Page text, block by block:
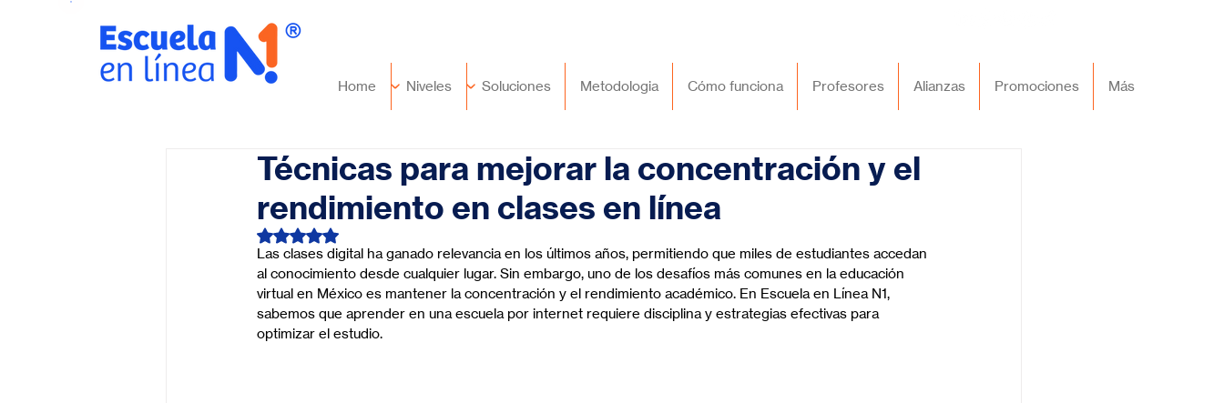
Home Niveles Soluciones Metodologia Cómo funciona Profesores Alianzas Promociones Más
Técnicas para mejorar la concentración y el
rendimiento en clases en línea
Obtuvo NaN de 5 estrellas.
Las clases digital ha ganado relevancia en los últimos años, permitiendo que miles de estudiantes accedan
al conocimiento desde cualquier lugar. Sin embargo, uno de los desafíos más comunes en la educación
virtual en México es mantener la concentración y el rendimiento académico. En Escuela en Línea N1,
sabemos que aprender en una escuela por internet requiere disciplina y estrategias efectivas para
optimizar el estudio.